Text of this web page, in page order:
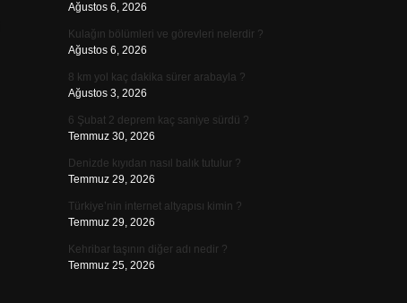
Ağustos 6, 2026
Kulağın bölümleri ve görevleri nelerdir ?
Ağustos 6, 2026
8 km yol kaç dakika sürer arabayla ?
Ağustos 3, 2026
6 Şubat 2 deprem kaç saniye sürdü ?
Temmuz 30, 2026
Denizde kıyıdan nasıl balık tutulur ?
Temmuz 29, 2026
Türkiye’nin internet altyapısı kimin ?
Temmuz 29, 2026
Kehribar taşının diğer adı nedir ?
Temmuz 25, 2026